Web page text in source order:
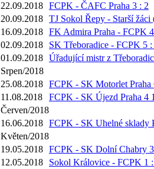
22.09.2018 FCPK - ČAFC Praha 3 : 2
20.09.2018 TJ Sokol Řepy - Starší žáci
16.09.2018 FK Admira Praha - FCPK
02.09.2018
SK Třeboradice - FCPK 5 :
01.09.2018 Úřadující mistr z
Srpen/2018
25.08.2018 FCPK - SK Motorlet Praha
11.08.2018
FCPK - SK Újezd Praha 4
Červen/2018
16.06.2018 FCPK - SK Uhelné sklady
Květen/2018
19.05.2018 FCPK - SK Dolní Chabry
12.05.2018
Sokol Královice - FCPK 1